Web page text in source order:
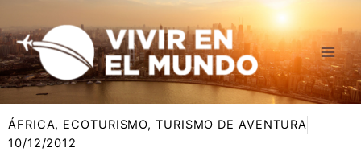
al
contenido
ÁFRICA, ECOTURISMO,TURISMO DE AVENTURA
10/12/2012